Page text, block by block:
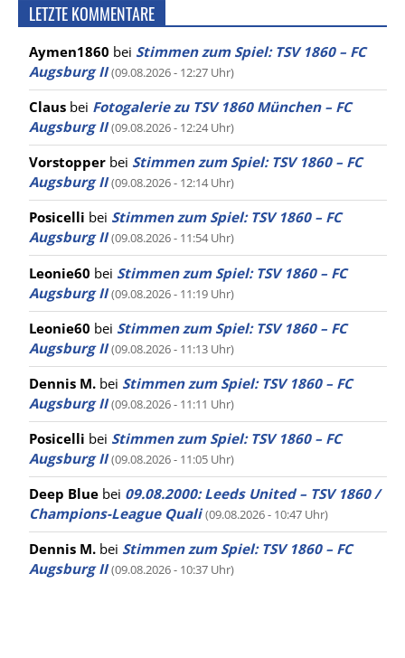
LETZTE KOMMENTARE
Aymen1860 bei Stimmen zum Spiel: TSV 1860 – FC
Augsburg II (09.08.2026 - 12:27 Uhr)
Claus bei Fotogalerie zu TSV 1860 München – FC
Augsburg II (09.08.2026 - 12:24 Uhr)
Vorstopper bei Stimmen zum Spiel: TSV 1860 – FC
Augsburg II (09.08.2026 - 12:14 Uhr)
Posicelli bei Stimmen zum Spiel: TSV 1860 – FC
Augsburg II (09.08.2026 - 11:54 Uhr)
Leonie60 bei Stimmen zum Spiel: TSV 1860 – FC
Augsburg II (09.08.2026 - 11:19 Uhr)
Leonie60 bei Stimmen zum Spiel: TSV 1860 – FC
Augsburg II (09.08.2026 - 11:13 Uhr)
Dennis M. bei Stimmen zum Spiel: TSV 1860 – FC
Augsburg II (09.08.2026 - 11:11 Uhr)
Posicelli bei Stimmen zum Spiel: TSV 1860 – FC
Augsburg II (09.08.2026 - 11:05 Uhr)
Deep Blue bei 09.08.2000: Leeds United – TSV 1860 /
Champions-League Quali (09.08.2026 - 10:47 Uhr)
Dennis M. bei Stimmen zum Spiel: TSV 1860 – FC
Augsburg II (09.08.2026 - 10:37 Uhr)